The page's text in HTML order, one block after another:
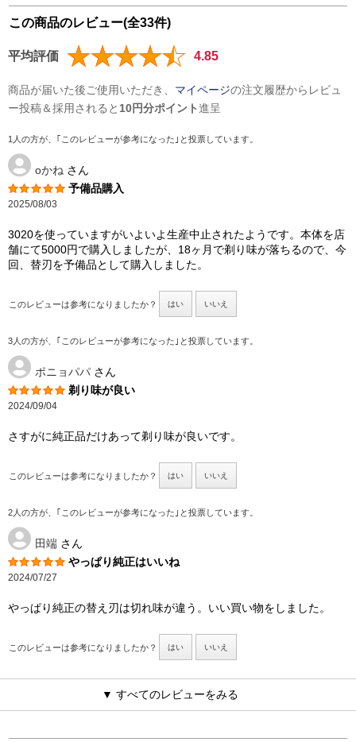
この商品のレビュー(全33件)
平均評価 4.85
商品が届いた後ご使用いただき、 マイページの注文履歴からレビュ
ー投稿＆採用されると 10円分ポイント進呈
1人の方が、｢このレビューが参考になった｣と投票しています。
oかね さん
予備品購入
2025/08/03
3020を使っていますがいよいよ生産中止されたようです。本体を店
舗にて5000円で購入しましたが、18ヶ月で剃り味が落ちるので、今
回、替刃を予備品として購入しました。
このレビューは参考になりましたか？ はい いいえ
3人の方が、｢このレビューが参考になった｣と投票しています。
ポニョパパ さん
剃り味が良い
2024/09/04
さすがに純正品だけあって剃り味が良いです。
このレビューは参考になりましたか？ はい いいえ
2人の方が、｢このレビューが参考になった｣と投票しています。
田端 さん
やっぱり純正はいいね
2024/07/27
やっぱり純正の替え刃は切れ味が違う。いい買い物をしました。
このレビューは参考になりましたか？ はい いいえ
▼ すべてのレビューをみる